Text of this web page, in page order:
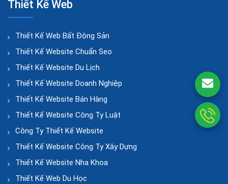
Thiết Kế Web
Thiết Kế Web Bất Động Sản
Thiết Kế Website Chuẩn Seo
Thiết Kế Website Du Lịch
Thiết Kế Website Doanh Nghiệp
Thiết Kế Website Bán Hàng
Thiết Kế Website Công Ty Luật
Công Ty Thiết Kế Website
Thiết Kế Website Công Ty Xây Dựng
Thiết Kế Website Nha Khoa
Thiết Kế Web Du Học